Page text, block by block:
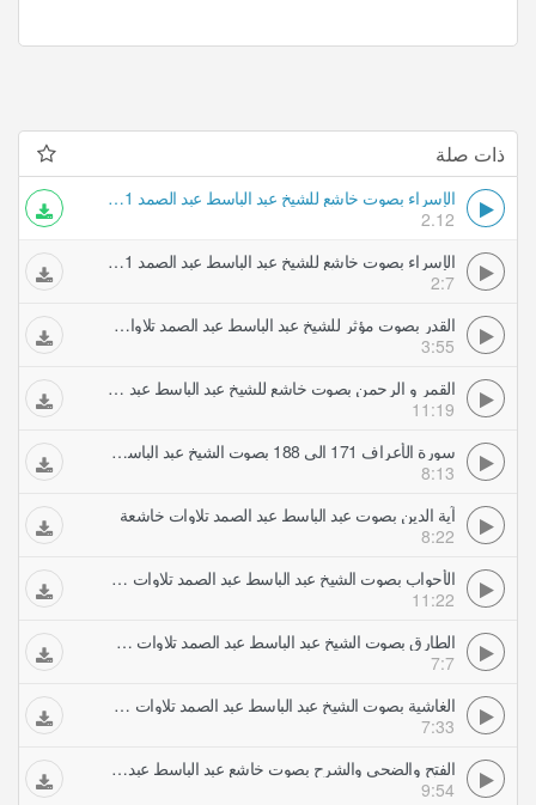
ذات صلة
الإسراء بصوت خاشع للشيخ عبد الباسط عبد الصمد 1 2 تلاوات خاشعة
2.12
الإسراء بصوت خاشع للشيخ عبد الباسط عبد الصمد 1 2 تلاوات خاشعة
2:7
القدر بصوت مؤثر للشيخ عبد الباسط عبد الصمد تلاوات خاشعة
3:55
القمر و الرحمن بصوت خاشع للشيخ عبد الباسط عبد الصمد تلاوات خاشعة
11:19
سورة الأعراف 171 الى 188 بصوت الشيخ عبد الباسط عبد الصمد تلاوات خاشعة
8:13
آية الدين بصوت عبد الباسط عبد الصمد تلاوات خاشعة
8:22
الأحواب بصوت الشيخ عبد الباسط عبد الصمد تلاوات خاشعة
11:22
الطارق بصوت الشيخ عبد الباسط عبد الصمد تلاوات خاشعة
7:7
الغاشية بصوت الشيخ عبد الباسط عبد الصمد تلاوات خاشعة
7:33
الفتح والضحى والشرح بصوت خاشع عبد الباسط عبد الصمد تلاوات خاشعة
9:54